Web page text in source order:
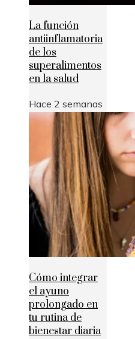
La función
antiinflamatoria
de los
superalimentos
en la salud
Hace 2 semanas
Cómo integrar
el ayuno
prolongado en
tu rutina de
bienestar diaria